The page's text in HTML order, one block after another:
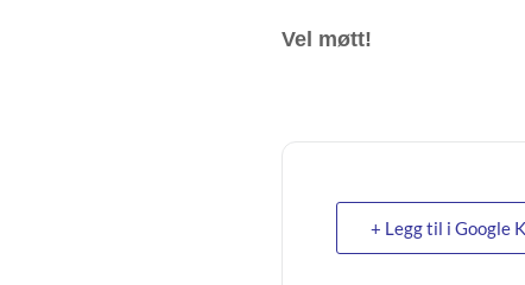
Vel møtt!
+ Legg til i Google